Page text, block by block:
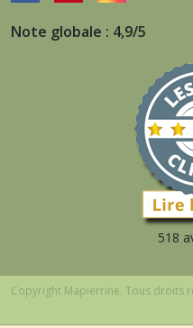
Note globale : 4,9/5
518
Copyright Mapierrine. Tous droits